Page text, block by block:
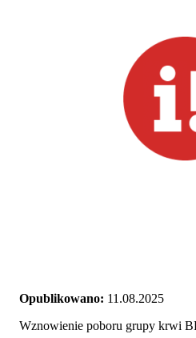
Opublikowano: 11.08.2025
Wznowienie poboru grupy krwi